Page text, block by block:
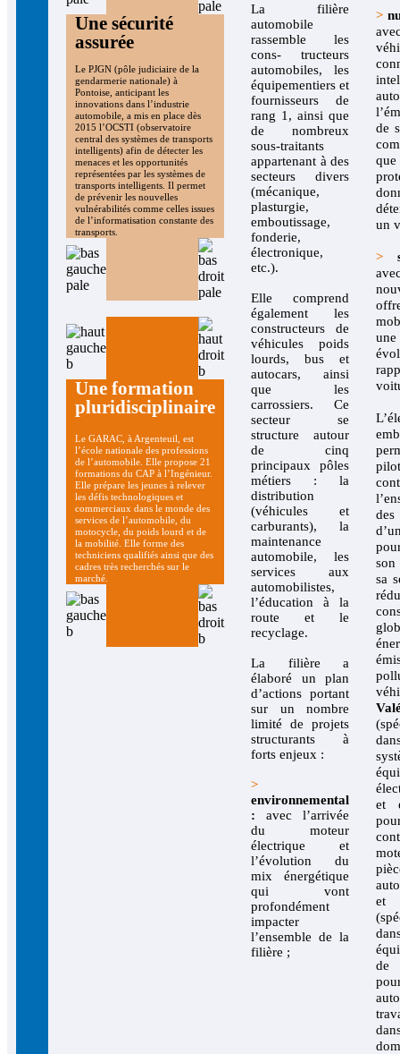
Une sécurité
assurée
Le PJGN (pôle judiciaire de la
gendarmerie nationale) à
Pontoise, anticipant les
innovations dans l’industrie
automobile, a mis en place dès
2015 l’OCSTI (observatoire
central des systèmes de transports
intelligents) afin de détecter les
menaces et les opportunités
représentées par les systèmes de
transports intelligents. Il permet
de prévenir les nouvelles
vulnérabilités comme celles issues
de l’informatisation constante des
transports.
Une formation
pluridisciplinaire
Le GARAC, à Argenteuil, est
l’école nationale des professions
de l’automobile. Elle propose 21
formations du CAP à l’Ingénieur.
Elle prépare les jeunes à relever
les défis technologiques et
commerciaux dans le monde des
services de l’automobile, du
motocycle, du poids lourd et de
la mobilité. Elle forme des
techniciens qualifiés ainsi que des
cadres très recherchés sur le
marché.
La filière
automobile
rassemble les
cons- tructeurs
automobiles, les
équipementiers et
fournisseurs de
rang 1, ainsi que
de nombreux
sous-traitants
appartenant à des
secteurs divers
(mécanique,
plasturgie,
emboutissage,
fonderie,
électronique,
etc.).
Elle comprend
également les
constructeurs de
véhicules poids
lourds, bus et
autocars, ainsi
que les
carrossiers. Ce
secteur se
structure autour
de cinq
principaux pôles
métiers : la
distribution
(véhicules et
carburants), la
maintenance
automobile, les
services aux
automobilistes,
l’éducation à la
route et le
recyclage.
La filière a
élaboré un plan
d’actions portant
sur un nombre
limité de projets
structurants à
forts enjeux :
>
environnemental
: avec l’arrivée
du moteur
électrique et
l’évolution du
mix énergétique
qui vont
profondément
impacter
l’ensemble de la
filière ;
>
de
un
>
sa
et
de